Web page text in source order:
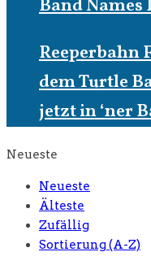
Band
Reeperbahn
dem Turtle
jetzt in ‘ner
Neueste
Neueste
Älteste
Zufällig
Sortierung (A-Z)